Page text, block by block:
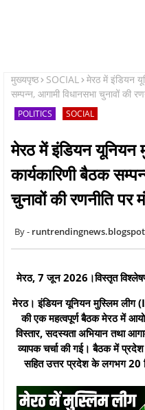
मुख्यपृष्ठ SOCIAL मेरठ में इंडियन
सम्पन्न, आगामी विधानसभा चुनावों की
POLITICS SOCIAL
मेरठ में इंडियन यूनियन
कार्यकारिणी बैठक
चुनावों की रणनीति पर
मेरठ, 7 जून 2026।विस्तृत
मेरठ। इंडियन यूनियन मुस्लिम लीग
की एक महत्वपूर्ण बैठक मेरठ में
विस्तार, सदस्यता अभियान तथा
व्यापक चर्चा की गई। बैठक में
सहित उत्तर प्रदेश के लगभग 20